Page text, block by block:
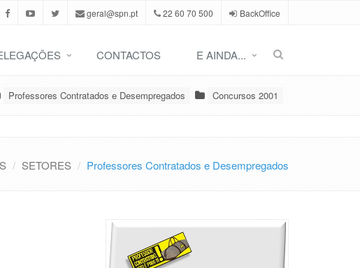
geral@spn.pt 22 60 70 500 BackOffice
CONTACTOS E AINDA...
Professores Contratados e Desempregados Concursos 2001
SETORES Professores Contratados e Desempregados